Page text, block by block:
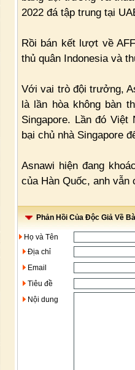
2022 đá tập trung tại
Rồi bán kết lượt về
thủ quân Indonesia và
Với vai trò đội trưởng,
là lần hòa không bàn
Singapore. Lần đó
bại chủ nhà Singapore
Asnawi hiện đang
của Hàn Quốc, anh
Phản Hồi Của Độc Giả Về
Họ và Tên
Địa chỉ
Email
Tiêu đề
Nội dung